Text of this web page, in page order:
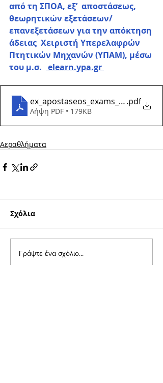
από τη ΣΠΟΑ, εξ’  αποστάσεως,
θεωρητικών εξετάσεων/
επανεξετάσεων για την απόκτηση
άδειας  Χειριστή Υπερελαφρών
Πτητικών Μηχανών (ΥΠΑΜ), μέσω
του μ.σ. elearn.ypa.gr
ex_apostaseos_exams_gia_ypam
.pdf
Λήψη PDF • 179KB
Αεραθλήματα
Σχόλια
Γράψτε ένα σχόλιο...